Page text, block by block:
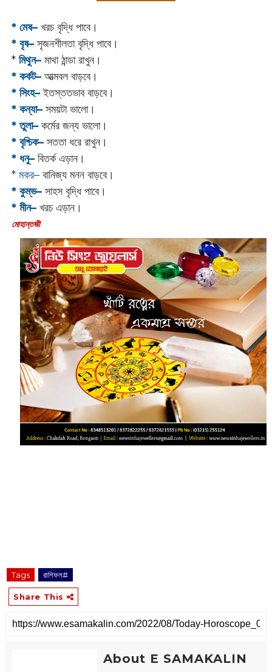
* মেষ– খরচ বৃদ্ধি পাবে।
* বৃষ– সৃজনশীলতা বৃদ্ধি পাবে।
*মিথুন–মাথা ঠান্ডা রাখুন।
* কর্কট–আত্মবল বাড়বে।
* সিংহ–ইতস্ততভাব বাড়বে।
* কন্যা–সময়টা ভালো।
* তুলা–কর্মের জন্য ভালো।
* বৃশ্চিক– সততা ধরে রাখুন।
* ধনু–বিতর্ক এড়ান।
* মকর– বানিজ্য মনন বাড়বে।‌
* কুম্ভ–সাহস বৃদ্ধি পাবে।
* মীন–খরচ এড়ান।
‌মোহান্তজী‌‌‌‌‌‌‌‌‌‌‌‌‌‌‌‌‌
Tags রাশিফল#
Share This
About E SAMAKALIN